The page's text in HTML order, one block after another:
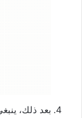
بعد ذلك،